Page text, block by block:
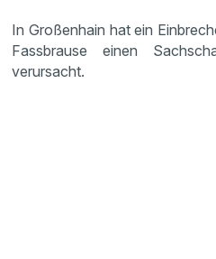
In Großenhain hat ein
Fassbrause einen
verursacht.